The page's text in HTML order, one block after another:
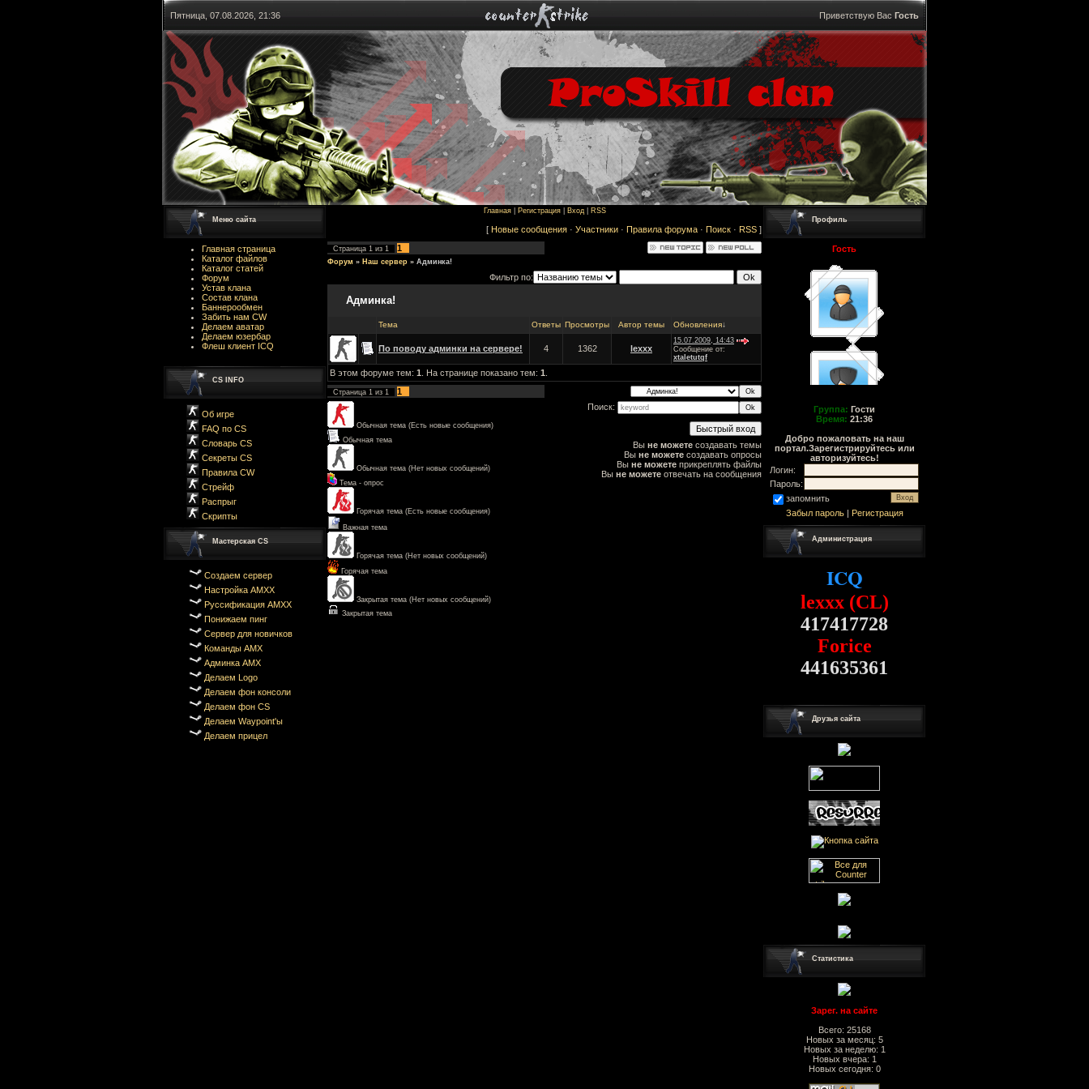
Пятница, 07.08.2026, 21:36 Приветствую Вас Гость
Меню сайта
Главная страница
Каталог файлов
Каталог статей
Форум
Устав клана
Состав клана
Баннерообмен
Забить нам CW
Делаем аватар
Делаем юзербар
Флеш клиент ICQ
CS INFO
Об игре
FAQ по CS
Словарь CS
Секреты CS
Правила CW
Стрейф
Распрыг
Скрипты
Мастерская CS
Создаем сервер
Настройка AMXX
Руссификация AMXX
Понижаем пинг
Сервер для новичков
Команды AMX
Админка AMX
Делаем Logo
Делаем фон консоли
Делаем фон CS
Делаем Waypoint'ы
Делаем прицел
Главная| Регистрация| Вход| RSS
[ Новые сообщения · Участники · Правила форума · Поиск · RSS ]
Страница 1 из 1 1
Форум » Наш сервер » Админка!
Фильтр по:
Админка!
Тема Ответы Просмотры Автор темы Обновления↓
По поводу админки на сервере! 4 1362 lexxx
15.07.2009, 14:43
Сообщение от:
xtaletutqf
В этом форуме тем: 1 . На странице показано тем: 1
Страница 1 из 1 1
Обычная тема (Есть новые сообщения)
Обычная тема
Обычная тема (Нет новых сообщений)
Тема - опрос
Горячая тема (Есть новые сообщения)
Важная тема
Горячая тема (Нет новых сообщений)
Горячая тема
Закрытая тема (Нет новых сообщений)
Закрытая тема
Поиск:
Вы не можете создавать темы
Вы не можете создавать опросы
Вы не можете прикреплять файлы
Вы не можете отвечать на сообщения
Профиль
Гость
Группа: Гости
Время: 21:36
Добро пожаловать на наш
портал.Зарегистрируйтесь или
авторизуйтесь!
Логин:
Пароль:
запомнить
Забыл пароль| Регистрация
Администрация
ICQ
lexxx (CL)
417417728
Forice
441635361
Друзья сайта
Статистика
Зарег. на сайте
Всего: 25168
Новых за месяц: 5
Новых за неделю: 1
Новых вчера: 1
Новых сегодня: 0